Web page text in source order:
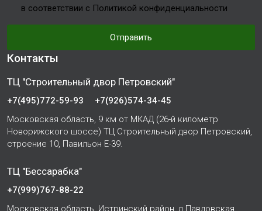
в соответствии с Политикой конфиденциальности
Отправить
Контакты
ТЦ "Строительный двор Петровский"
+7(495)772-59-93
+7(926)574-34-45
Московская область, 9 км от МКАД (26-й километр
Новорижского шоссе) ТЦ Строительный двор Петровский,
строение 10, Павильон Е-39.
ТЦ "Бессарабка"
+7(999)767-88-22
Московская область, Истринский район, д.Павловская